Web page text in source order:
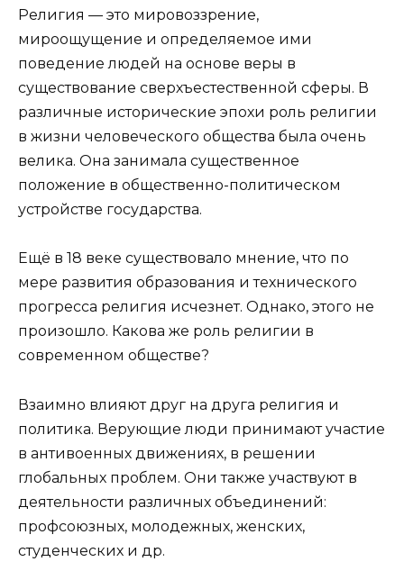
Религия — это мировоззрение,
мироощущение и определяемое ими
поведение людей на основе веры в
существование сверхъестественной сферы. В
различные исторические эпохи роль религии
в жизни человеческого общества была очень
велика. Она занимала существенное
положение в общественно-политическом
устройстве государства.
Ещё в 18 веке существовало мнение, что по
мере развития образования и технического
прогресса религия исчезнет. Однако, этого не
произошло. Какова же роль религии в
современном обществе?
Взаимно влияют друг на друга религия и
политика. Верующие люди принимают участие
в антивоенных движениях, в решении
глобальных проблем. Они также участвуют в
деятельности различных объединений:
профсоюзных, молодежных, женских,
студенческих и др.